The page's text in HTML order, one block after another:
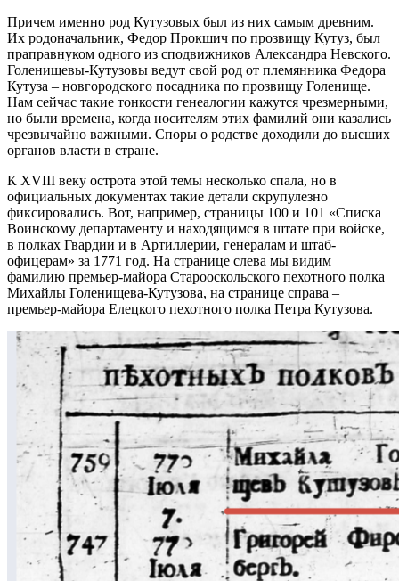
Причем именно род Кутузовых был из них самым древним.
Их родоначальник, Федор Прокшич по прозвищу Кутуз, был
праправнуком одного из сподвижников Александра Невского.
Голенищевы-Кутузовы ведут свой род от племянника Федора
Кутуза – новгородского посадника по прозвищу Голенище.
Нам сейчас такие тонкости генеалогии кажутся чрезмерными,
но были времена, когда носителям этих фамилий они казались
чрезвычайно важными. Споры о родстве доходили до высших
органов власти в стране.
К XVIII веку острота этой темы несколько спала, но в
официальных документах такие детали скрупулезно
фиксировались. Вот, например, страницы 100 и 101 «Списка
Воинскому департаменту и находящимся в штате при войске,
в полках Гвардии и в Артиллерии, генералам и штаб-
офицерам» за 1771 год. На странице слева мы видим
фамилию премьер-майора Старооскольского пехотного полка
Михайлы Голенищева-Кутузова, на странице справа –
премьер-майора Елецкого пехотного полка Петра Кутузова.